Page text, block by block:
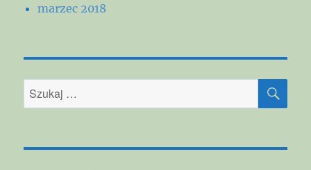
marzec 2018
Szukaj: